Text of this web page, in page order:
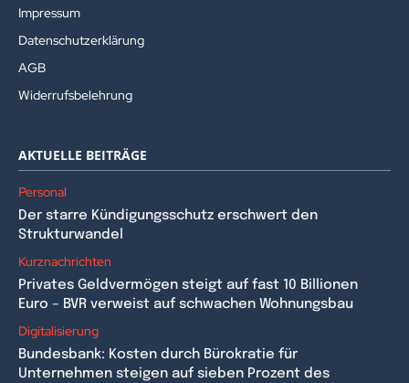
Impressum
Datenschutzerklärung
AGB
Widerrufsbelehrung
AKTUELLE BEITRÄGE
Personal
Der starre Kündigungsschutz erschwert den
Strukturwandel
Kurznachrichten
Privates Geldvermögen steigt auf fast 10 Billionen
Euro – BVR verweist auf schwachen Wohnungsbau
Digitalisierung
Bundesbank: Kosten durch Bürokratie für
Unternehmen steigen auf sieben Prozent des